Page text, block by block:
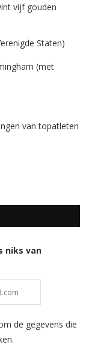
vijf gouden
Staten)
(met
van topatleten
niks van
de gegevens die